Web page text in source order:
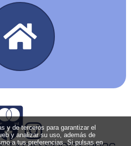
y de terceros para garantizar el
y analizar su uso, además de
a tus preferencias. Si pulsas en